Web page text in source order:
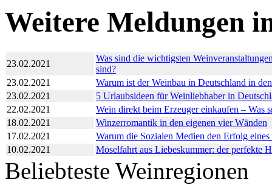
Weitere Meldungen
23.02.2021
Was sind die wichtigsten
sind?
23.02.2021
Warum ist der Weinbau in Deutschland in
23.02.2021
5 Urlaubsideen für Weinliebhaber in
22.02.2021
Wein direkt beim Erzeuger einkaufen – Was
18.02.2021
Winzerromantik in den eigenen vier Wänden
17.02.2021
Warum die Sozialen Medien den Erfolg
10.02.2021
Moselfahrt aus Liebeskummer: der perfekte
Beliebteste Weinregionen